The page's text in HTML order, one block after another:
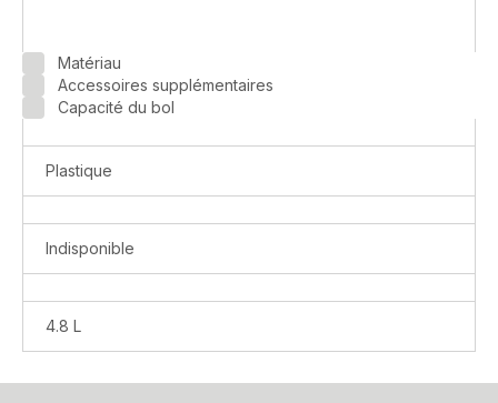
Matériau
Accessoires supplémentaires
Capacité du bol
Plastique
Indisponible
4.8 L